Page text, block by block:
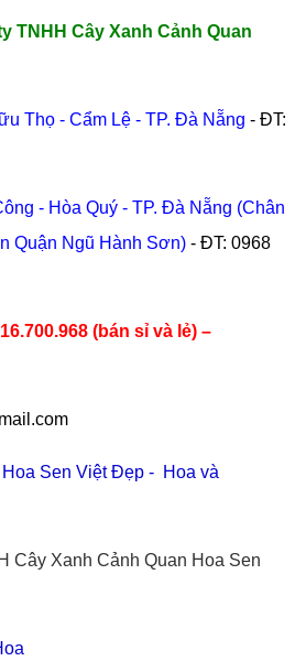
TNHH Cây Xanh Cảnh Quan
Thọ - Cẩm Lệ - TP. Đà Nẵng - ĐT:
- Hòa Quý - TP. Đà Nẵng (Chân
Quận Ngũ Hành Sơn) - ĐT: 0968
(bán sỉ và lẻ) –
Hoa Sen Việt Đẹp - Hoa và
Cây Xanh Cảnh Quan Hoa Sen